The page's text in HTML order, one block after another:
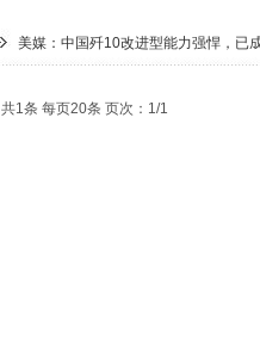
美媒：中国歼10改进型能力强悍，已
共1条 每页20条 页次：1/1